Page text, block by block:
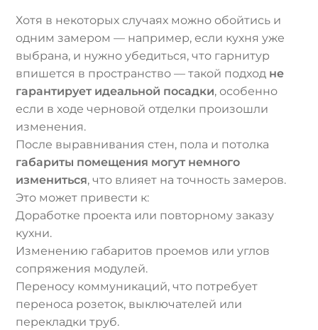
Хотя в некоторых случаях можно обойтись и
одним замером — например, если кухня уже
выбрана, и нужно убедиться, что гарнитур
впишется в пространство — такой подход не
гарантирует идеальной посадки, особенно
если в ходе черновой отделки произошли
изменения.
После выравнивания стен, пола и потолка
габариты помещения могут немного
измениться, что влияет на точность замеров.
Это может привести к:
Доработке проекта или повторному заказу
кухни.
Изменению габаритов проемов или углов
сопряжения модулей.
Переносу коммуникаций, что потребует
переноса розеток, выключателей или
перекладки труб.